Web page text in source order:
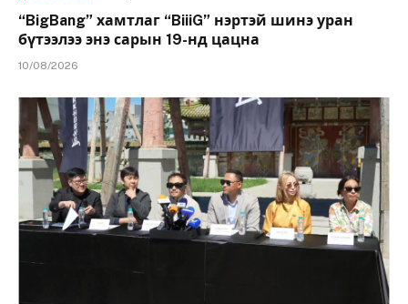
“BigBang” хамтлаг “BiiiG” нэртэй шинэ уран
бүтээлээ энэ сарын 19-нд цацна
10/08/2026